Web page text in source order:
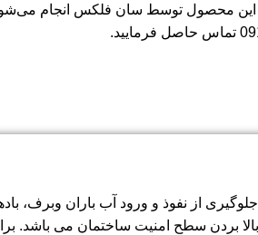
این محصول توسط سان فلکس انجام
از نفوذ و ورود آب باران وبرف،
بردن سطح امنیت ساختمان می باشد.